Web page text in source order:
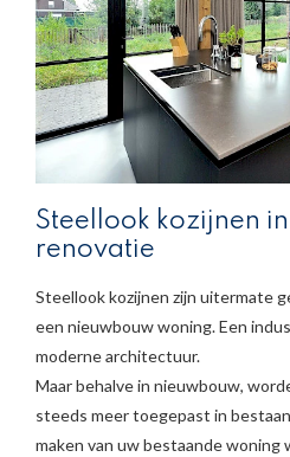
Steellook kozijnen
renovatie
Steellook kozijnen zijn uitermate
een nieuwbouw woning. Een
moderne architectuur.
Maar behalve in nieuwbouw,
steeds meer toegepast in
maken van uw bestaande